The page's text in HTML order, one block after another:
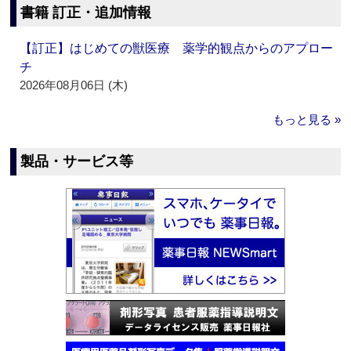
書籍 訂正・追加情報
【訂正】はじめての獣医療 薬学的観点からのアプロー
チ
2026年08月06日 (木)
もっと見る »
製品・サービス等